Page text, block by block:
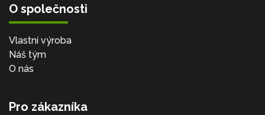
O společnosti
Vlastní výroba
Náš tým
O nás
Pro zákazníka